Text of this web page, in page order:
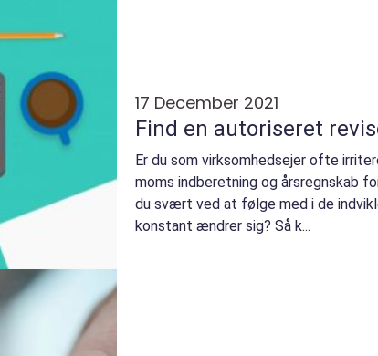
17 December 2021
Find en autoriseret
Er du som virksomhedsejer ofte
moms indberetning og årsregnskab
du svært ved at følge med i de
konstant ændrer sig? Så k...